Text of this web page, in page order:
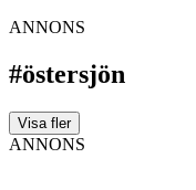
ANNONS
#östersjön
Visa fler
ANNONS